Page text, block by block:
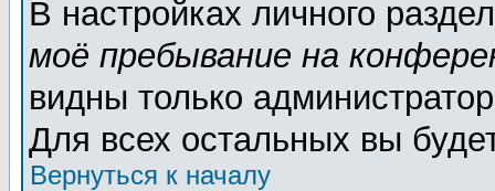
В настройках личного
моё пребывание на
видны только
Для всех остальных вы
Вернуться к началу